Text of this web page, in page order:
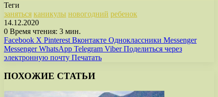
Теги
заняться каникулы новогодний ребенок
14.12.2020
0 Время чтения: 3 мин.
Facebook X Pinterest Вконтакте Одноклассники Messenger
Messenger WhatsApp Telegram Viber Поделиться через
электронную почту Печатать
ПОХОЖИЕ СТАТЬИ